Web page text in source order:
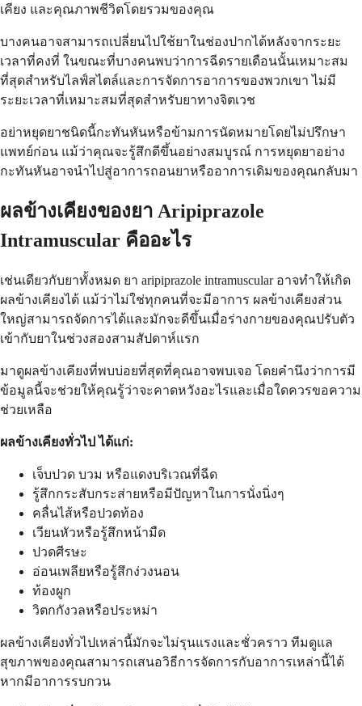
เคียง และคุณภาพชีวิตโดยรวมของคุณ
บางคนอาจสามารถเปลี่ยนไปใช้ยาในช่องปากได้หลังจากระยะ
เวลาที่คงที่ ในขณะที่บางคนพบว่าการฉีดรายเดือนนั้นเหมาะสม
ที่สุดสำหรับไลฟ์สไตล์และการจัดการอาการของพวกเขา ไม่มี
ระยะเวลาที่เหมาะสมที่สุดสำหรับยาทางจิตเวช
อย่าหยุดยาชนิดนี้กะทันหันหรือข้ามการนัดหมายโดยไม่ปรึกษา
แพทย์ก่อน แม้ว่าคุณจะรู้สึกดีขึ้นอย่างสมบูรณ์ การหยุดยาอย่าง
กะทันหันอาจนำไปสู่อาการถอนยาหรืออาการเดิมของคุณกลับมา
ผลข้างเคียงของยา Aripiprazole
Intramuscular คืออะไร
เช่นเดียวกับยาทั้งหมด ยา aripiprazole intramuscular อาจทำให้เกิด
ผลข้างเคียงได้ แม้ว่าไม่ใช่ทุกคนที่จะมีอาการ ผลข้างเคียงส่วน
ใหญ่สามารถจัดการได้และมักจะดีขึ้นเมื่อร่างกายของคุณปรับตัว
เข้ากับยาในช่วงสองสามสัปดาห์แรก
มาดูผลข้างเคียงที่พบบ่อยที่สุดที่คุณอาจพบเจอ โดยคำนึงว่าการมี
ข้อมูลนี้จะช่วยให้คุณรู้ว่าจะคาดหวังอะไรและเมื่อใดควรขอความ
ช่วยเหลือ
ผลข้างเคียงทั่วไป ได้แก่:
เจ็บปวด บวม หรือแดงบริเวณที่ฉีด
รู้สึกกระสับกระส่ายหรือมีปัญหาในการนั่งนิ่งๆ
คลื่นไส้หรือปวดท้อง
เวียนหัวหรือรู้สึกหน้ามืด
ปวดศีรษะ
อ่อนเพลียหรือรู้สึกง่วงนอน
ท้องผูก
วิตกกังวลหรือประหม่า
ผลข้างเคียงทั่วไปเหล่านี้มักจะไม่รุนแรงและชั่วคราว ทีมดูแล
สุขภาพของคุณสามารถเสนอวิธีการจัดการกับอาการเหล่านี้ได้
หากมีอาการรบกวน